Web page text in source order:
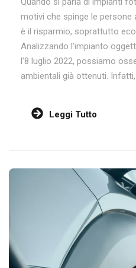
motivi che spinge le persone
è il risparmio, soprattutto
Analizzando l’impianto
l’8 luglio 2022, possiamo
ambientali già ottenuti. Infatti,
Leggi Tutto